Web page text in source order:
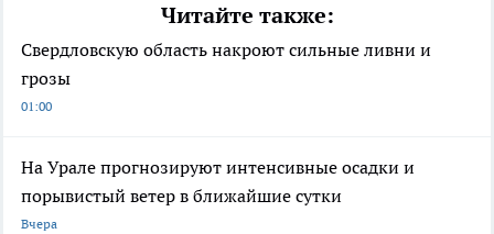
Читайте также:
Свердловскую область накроют сильные ливни и
грозы
01:00
На Урале прогнозируют интенсивные осадки и
порывистый ветер в ближайшие сутки
Вчера